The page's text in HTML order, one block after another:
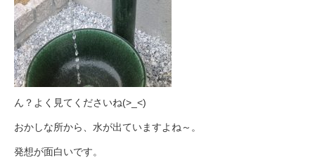
ん？よく見てくださいね(>_<)
おかしな所から、水が出ていますよね～。
発想が面白いです。